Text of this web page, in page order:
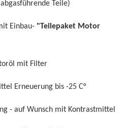
Teile)
Einbau- "Teilepaket Motor
mit Filter
Erneuerung bis -25 C°
- auf Wunsch mit Kontrastmittel